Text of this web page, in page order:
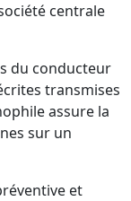
centrale
du conducteur
transmises
assure la
sur un
et